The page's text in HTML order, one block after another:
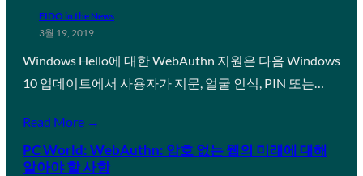
FIDO in the News
3월 19, 2019
Windows Hello에 대한 WebAuthn 지원은 다음 Windows
10 업데이트에서 사용자가 지문, 얼굴 인식, PIN 또는…
Read More →
PC World: WebAuthn: 암호 없는 웹의 미래에 대해
알아야 할 사항